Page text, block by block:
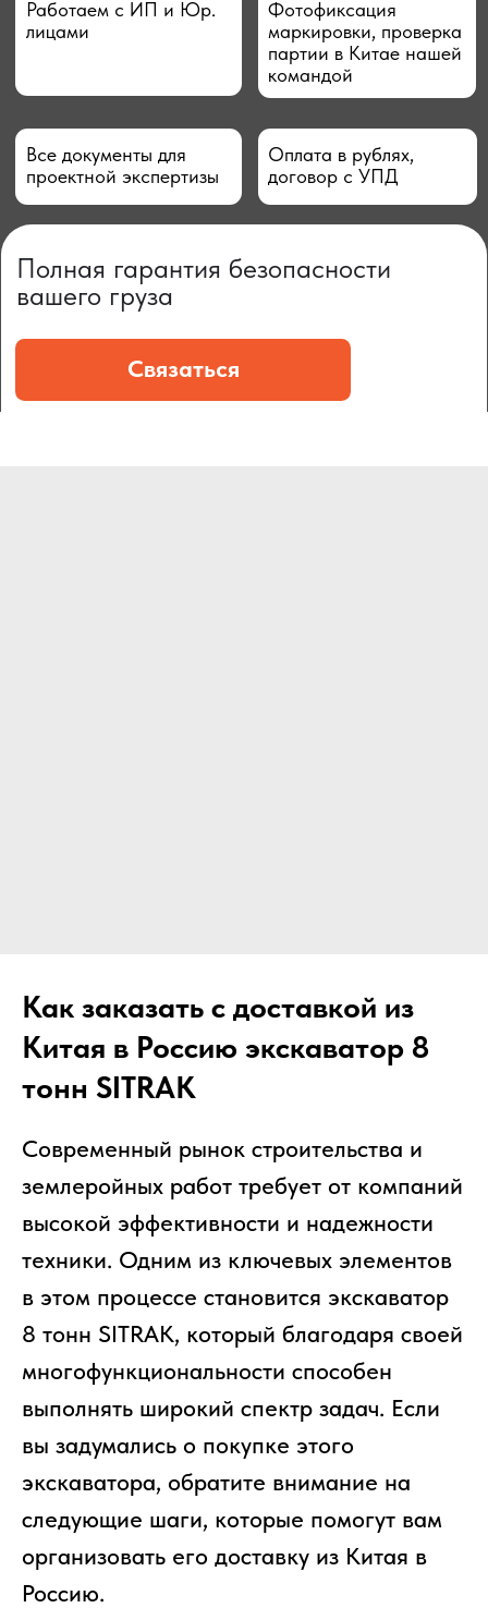
Как заказать с доставкой из
Китая в Россию экскаватор 8
тонн SITRAK
Современный рынок строительства и
землеройных работ требует от компаний
высокой эффективности и надежности
техники. Одним из ключевых элементов
в этом процессе становится экскаватор
8 тонн SITRAK, который благодаря своей
многофункциональности способен
выполнять широкий спектр задач. Если
вы задумались о покупке этого
экскаватора, обратите внимание на
следующие шаги, которые помогут вам
организовать его доставку из Китая в
Россию.